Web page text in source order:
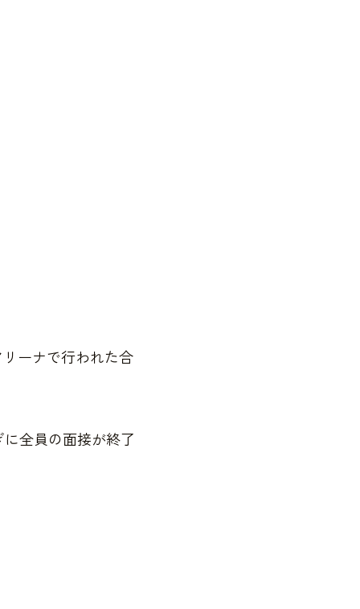
ーナで行われた合
全員の面接が終了